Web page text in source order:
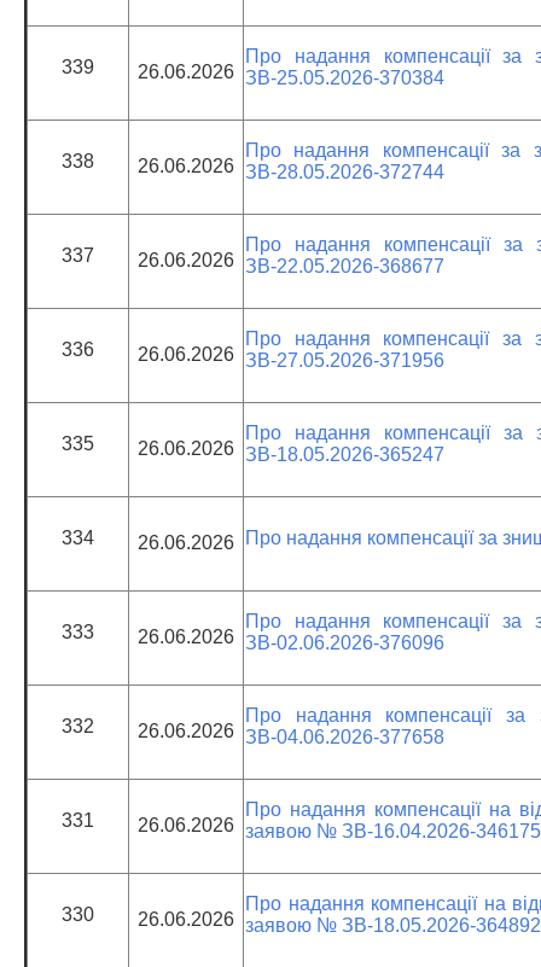
339 26.06.2026
Про надання компенсації
ЗВ-25.05.2026-370384
338 26.06.2026
Про надання компенсації
ЗВ-28.05.2026-372744
337 26.06.2026
Про надання компенсації
ЗВ-22.05.2026-368677
336 26.06.2026
Про надання компенсації
ЗВ-27.05.2026-371956
335 26.06.2026
Про надання компенсації
ЗВ-18.05.2026-365247
334 26.06.2026 Про надання компенсації за
333 26.06.2026
Про надання компенсації
ЗВ-02.06.2026-376096
332 26.06.2026
Про надання компенсації
ЗВ-04.06.2026-377658
331 26.06.2026
Про надання компенсації на
заявою № ЗВ-16.04.2026-346175
330 26.06.2026
Про надання компенсації на
заявою № ЗВ-18.05.2026-364892